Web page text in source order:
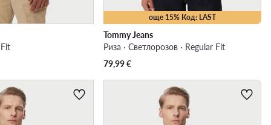
още 15% Код: LAST
Tommy Jeans
Риза · Светлорозов · Regular Fit
79,99€